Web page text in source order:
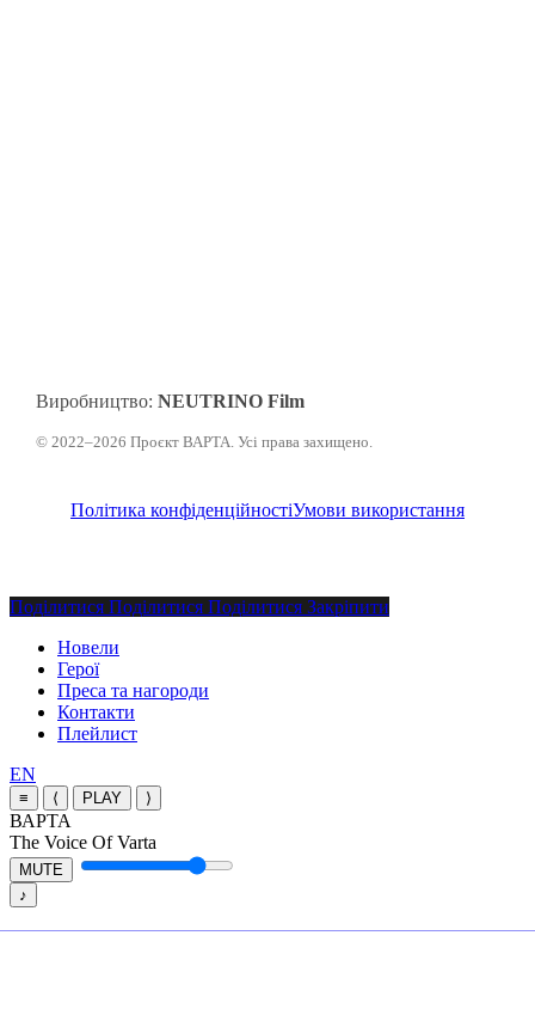
Виробництво: NEUTRINO Film
© 2022–2026 Проєкт ВАРТА. Усі права захищено.
Політика конфіденційностіУмови використання
Поділитися
Поділитися Поділитися Поділитися Закріпити
Закрити
меню
Новели
Герої
Преса та нагороди
Контакти
Плейлист
Перемкнути
мову
сайту
EN
≡ ⟨ PLAY ⟩
ВАРТА
The Voice Of Varta
MUTE
♪